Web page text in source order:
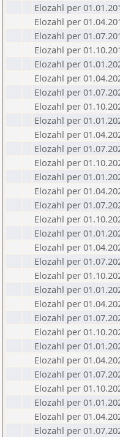
Elozahl per
Elozahl per
Elozahl per
Elozahl per
Elozahl per
Elozahl per
Elozahl per
Elozahl per
Elozahl per
Elozahl per
Elozahl per
Elozahl per
Elozahl per
Elozahl per
Elozahl per
Elozahl per
Elozahl per
Elozahl per
Elozahl per
Elozahl per
Elozahl per
Elozahl per
Elozahl per
Elozahl per
Elozahl per
Elozahl per
Elozahl per
Elozahl per
Elozahl per
Elozahl per
Elozahl per